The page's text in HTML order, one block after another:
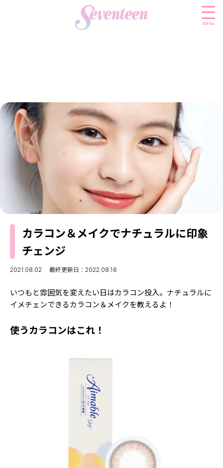
menu
FASHION
ファッションニュース
モデル私服
着回し
着痩せ
BEAUTY
ビューティニュース
トレンドメイク
ベストコスメ
ヘアアレンジ・ヘアケア
スキンケア
ボディケア
SCHOOL
スクールニュース
制服コーデ
学校ヘアメイク
勉強・受験・進路
ENTERTAINMENT
エンタメニュース
なにわ男子
K-POP
LIFESTYLE
ライフスタイルニュース
JKランキング・アワード
モデルの購入品
おでかけ
JK TREND
MODELS
MODEL'S BLOG
TikTok
Instagram
YouTube
FORTUNE
INFORMATION
について
Follow us
カラコン＆メイクでナチュラルに印象
チェンジ
2021.08.02 最終更新日：2022.08.16
いつもと雰囲気を変えたい日はカラコン投入。ナチュラルに
イメチェンできるカラコン＆メイクを教えるよ！
使うカラコンはこれ！